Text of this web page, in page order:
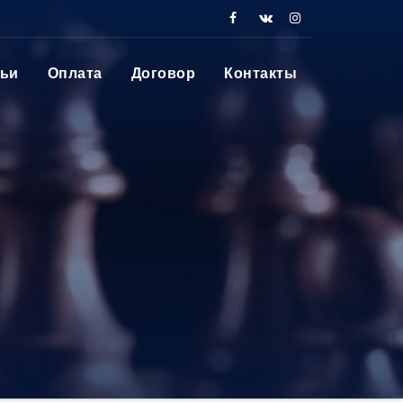
Оплата Договор Контакты